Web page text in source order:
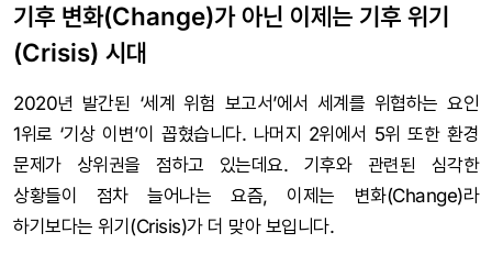
기후 변화(Change)가 아닌 이제는 기후 위기
(Crisis) 시대
2020년 발간된 ‘세계 위험 보고서’에서 세계를 위협하는 요인
1위로 ‘기상 이변’이 꼽혔습니다. 나머지 2위에서 5위 또한 환경
문제가 상위권을 점하고 있는데요. 기후와 관련된 심각한
상황들이 점차 늘어나는 요즘, 이제는 변화(Change)라
하기보다는 위기(Crisis)가 더 맞아 보입니다.